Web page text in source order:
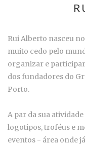
Rui Alberto nasceu
muito cedo pelo
organizar e participar
dos fundadores do
Porto.
A par da sua
logotipos, troféus e
eventos - área onde